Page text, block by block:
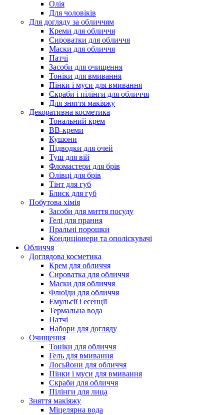
Олія
Для чоловіків
Для догляду за обличчям
Креми для обличчя
Сироватки для обличчя
Маски для обличчя
Патчі
Засоби для очищення
Тоніки для вмивання
Пінки і муси для вмивання
Скраби і пілінги для обличчя
Для зняття макіяжу
Декоративна косметика
Тональний крем
BB-креми
Кушони
Підводки для очей
Туш для вій
Фломастери для брів
Олівці для брів
Тінт для губ
Блиск для губ
Побутова хімія
Засоби для миття посуду
Гелі для прання
Пральні порошки
Кондиціонери та ополіскувачі
Обличчя
Доглядова косметика
Крем для обличчя
Сироватка для обличчя
Маски для обличчя
Флюїди для обличчя
Емульсії і есенції
Термальна вода
Патчі
Набори для догляду
Очищення
Тоніки для обличчя
Гель для вмивання
Лосьйони для обличчя
Пінки і муси для вмивання
Скраби для обличчя
Пілінги для лица
Зняття макіяжу
Міцелярна вода